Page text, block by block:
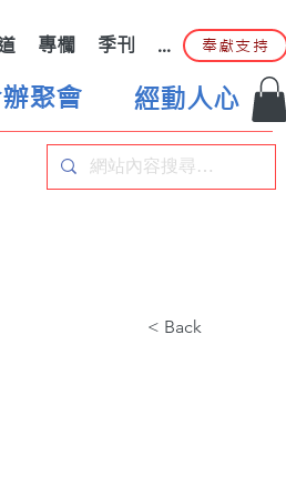
專欄 季刊 ... 奉獻支持
聚會 經動人心
< Back